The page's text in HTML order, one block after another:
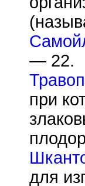
— 22.
при
для